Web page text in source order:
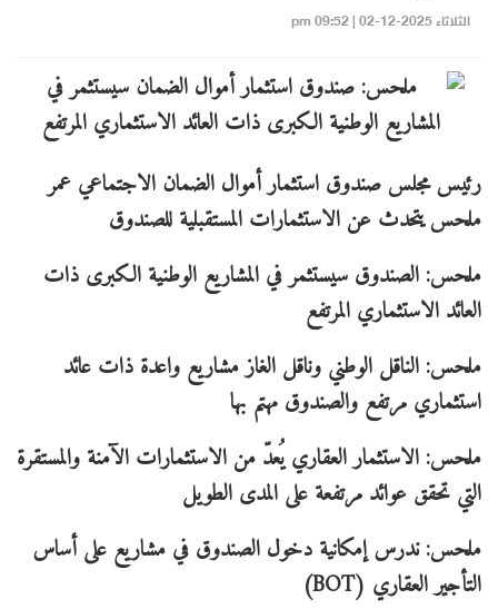
الثلاثاء 2025-12-02 | 09:52 pm
رئيس مجلس صندوق استثمار أموال الضمان الاجتماعي عمر
ملحس يتحدث عن الاستثمارات المستقبلية للصندوق
ملحس: الصندوق سيستثمر في المشاريع الوطنية الكبرى ذات
العائد الاستثماري المرتفع
ملحس: الناقل الوطني وناقل الغاز مشاريع واعدة ذات عائد
استثماري مرتفع والصندوق مهتم بها
ملحس: الاستثمار العقاري يُعدّ من الاستثمارات الآمنة والمستقرة
التي تحقق عوائد مرتفعة على المدى الطويل
ملحس: ندرس إمكانية دخول الصندوق في مشاريع على أساس
التأجير العقاري (BOT)